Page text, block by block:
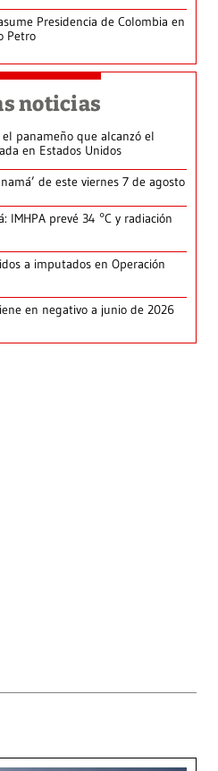
Presidencia de Colombia en
Petro
noticias
panameño que alcanzó el
en Estados Unidos
de este viernes 7 de agosto
IMHPA prevé 34 °C y radiación
a imputados en Operación
en negativo a junio de 2026